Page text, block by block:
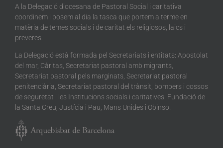
A la Delegació diocesana de Pastoral Social i caritativa
coordinem i posem al dia la tasca que portem a terme en
matèria de temes socials i de caritat els religiosos, laics i
preveres.
La Delegació està formada pel Secretariats i entitats: Apostolat
del mar, Càritas, Secretariat pastoral amb migrants,
Secretariat pastoral pels marginats, Secretariat pastoral
penitenciària, Secretariat pastoral del trànsit, bombers i cossos
de seguretat i les Institucions socials i caritatives: Fundació de
la Santa Creu, Justícia i Pau, Mans Unides i Obinso.